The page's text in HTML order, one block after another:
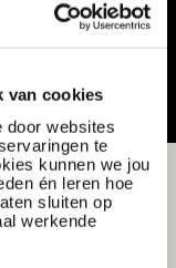
van cookies
door websites
te
kunnen we jou
én leren hoe
sluiten op
werkende